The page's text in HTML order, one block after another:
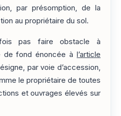
par présomption, de la
au propriétaire du sol.
pas faire obstacle à
de fond énoncée à l’article
par voie d’accession,
le propriétaire de toutes
et ouvrages élevés sur